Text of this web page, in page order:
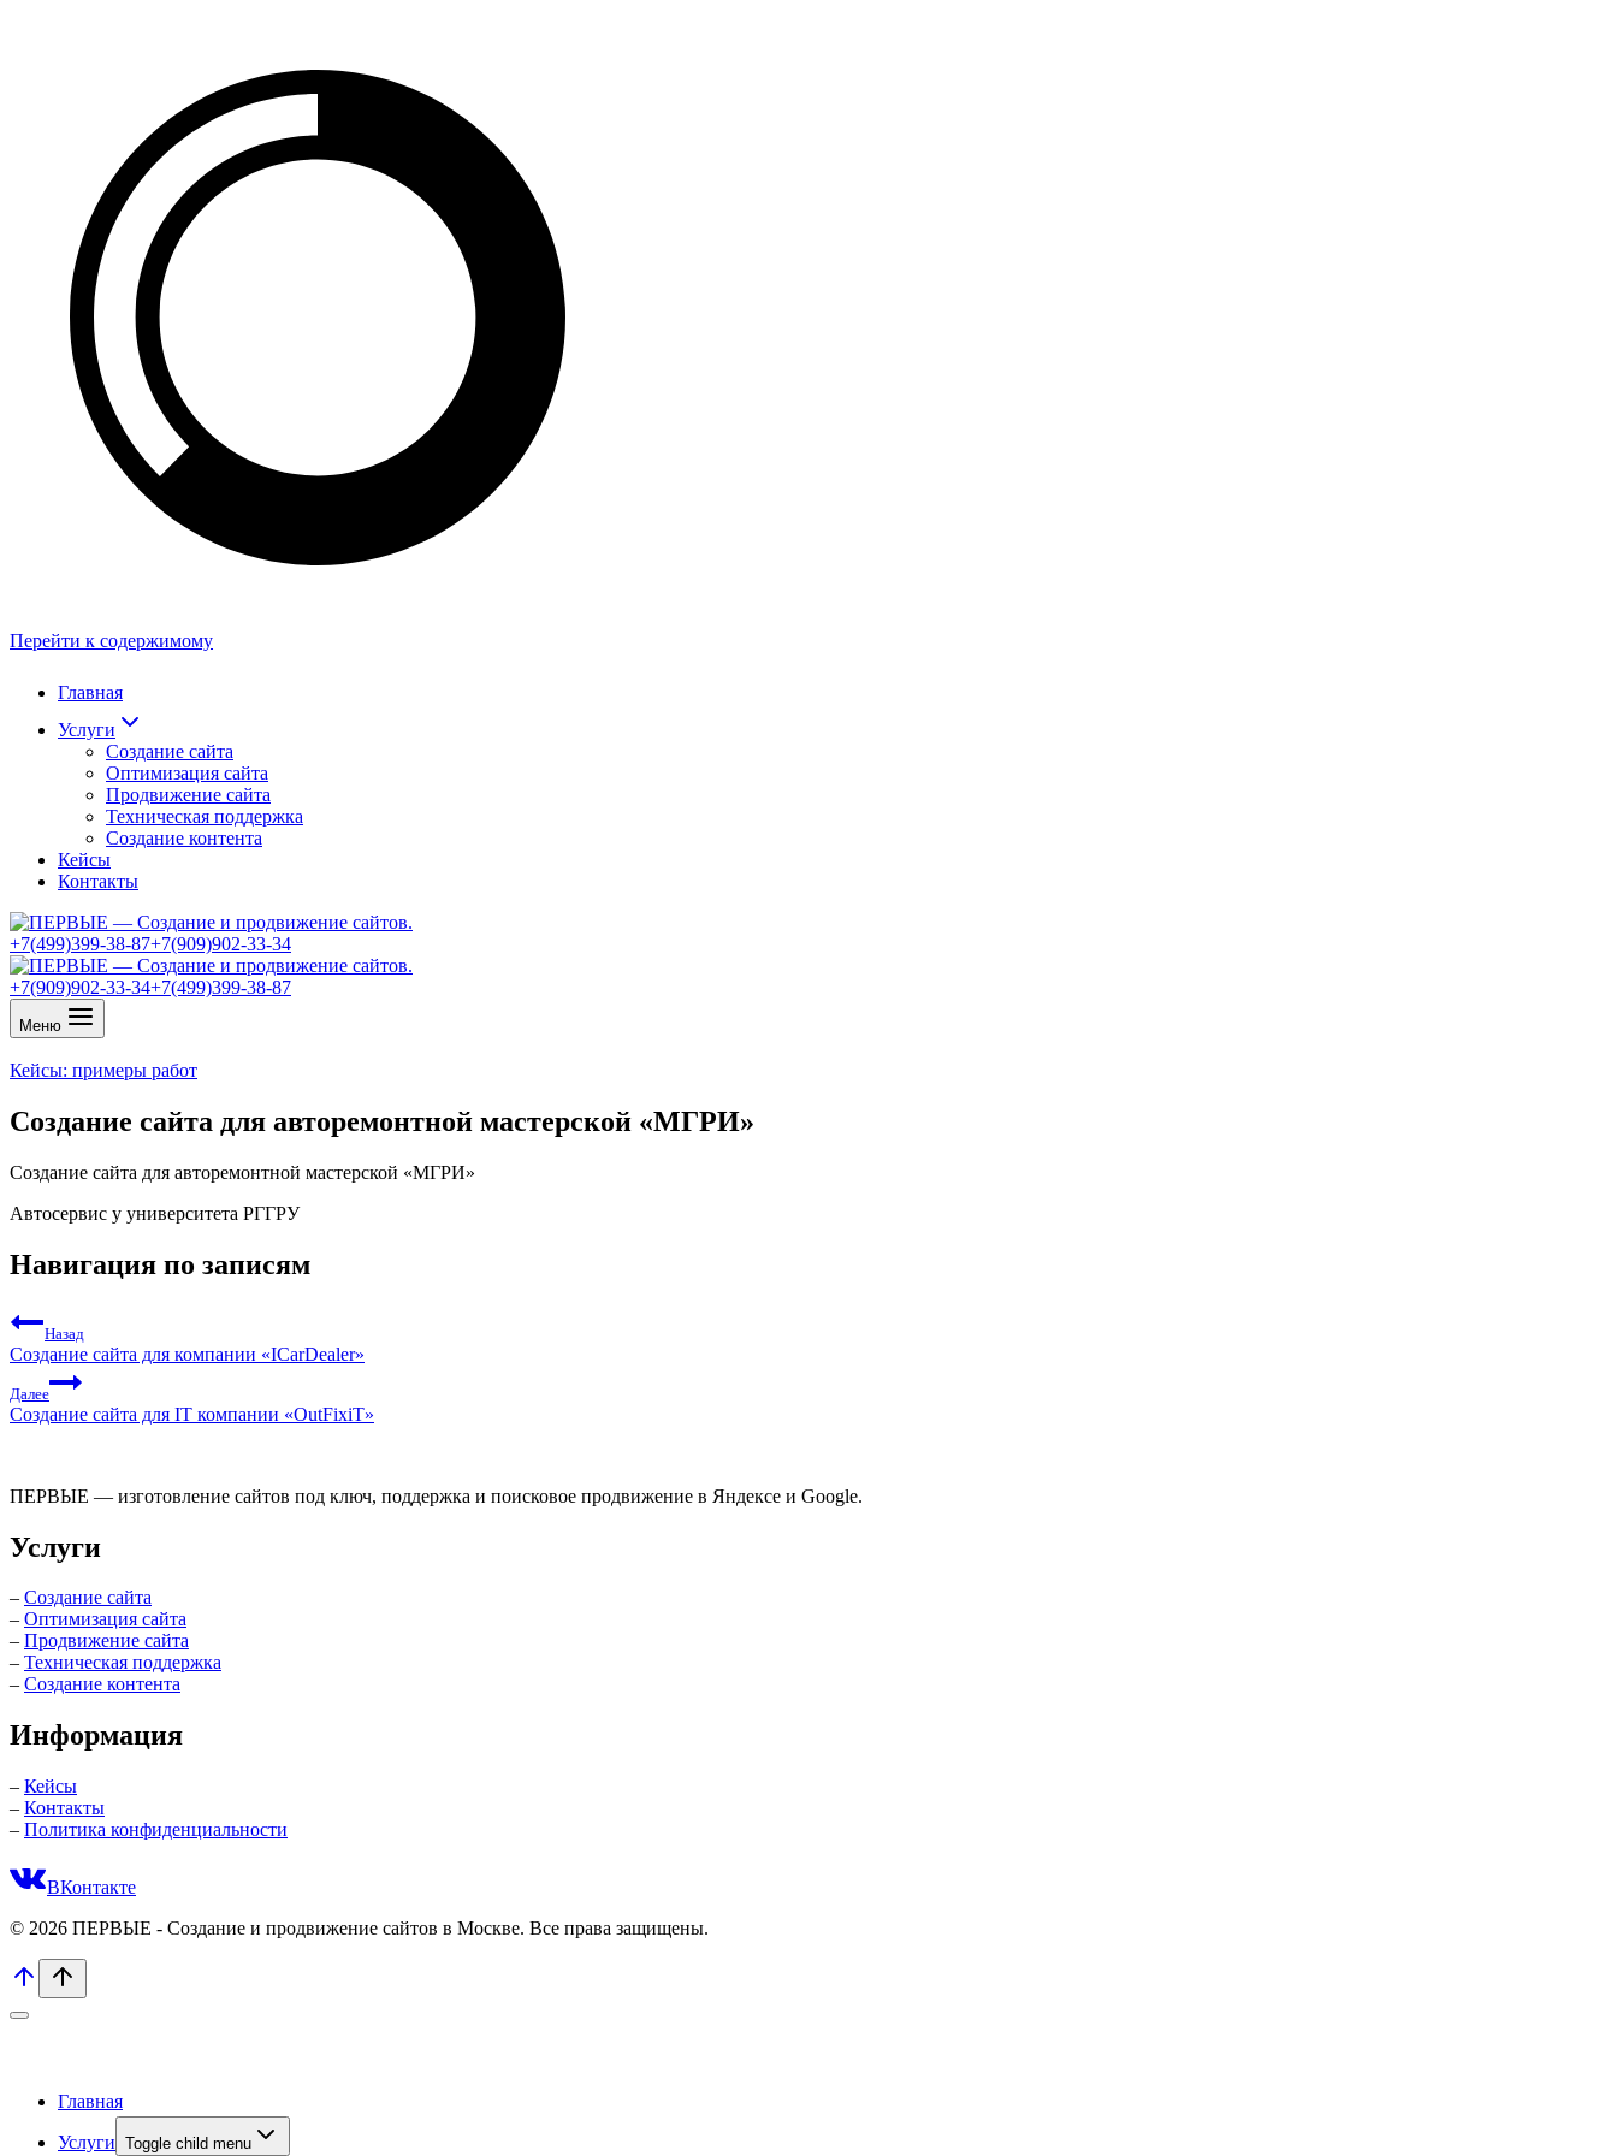
Перейти к содержимому
Главная
Услуги
Создание сайта
Оптимизация сайта
Продвижение сайта
Техническая поддержка
Создание контента
Кейсы
Контакты
+7(499)399-38-87+7(909)902-33-34
+7(909)902-33-34+7(499)399-38-87
Меню
Кейсы: примеры работ
Создание сайта для авторемонтной мастерской «МГРИ»
Создание сайта для авторемонтной мастерской «МГРИ»
Автосервис у университета РГГРУ
Навигация по записям
Назад
Создание сайта для компании «ICarDealer»
Далее
Создание сайта для IT компании «OutFixiT»
ПЕРВЫЕ — изготовление сайтов под ключ, поддержка и поисковое продвижение в Яндексе и Google.
Услуги
– Создание сайта
– Оптимизация сайта
– Продвижение сайта
– Техническая поддержка
– Создание контента
Информация
– Кейсы
– Контакты
– Политика конфиденциальности
ВКонтакте
© 2026 ПЕРВЫЕ - Создание и продвижение сайтов в Москве. Все права защищены.
Главная
Услуги Toggle child menu